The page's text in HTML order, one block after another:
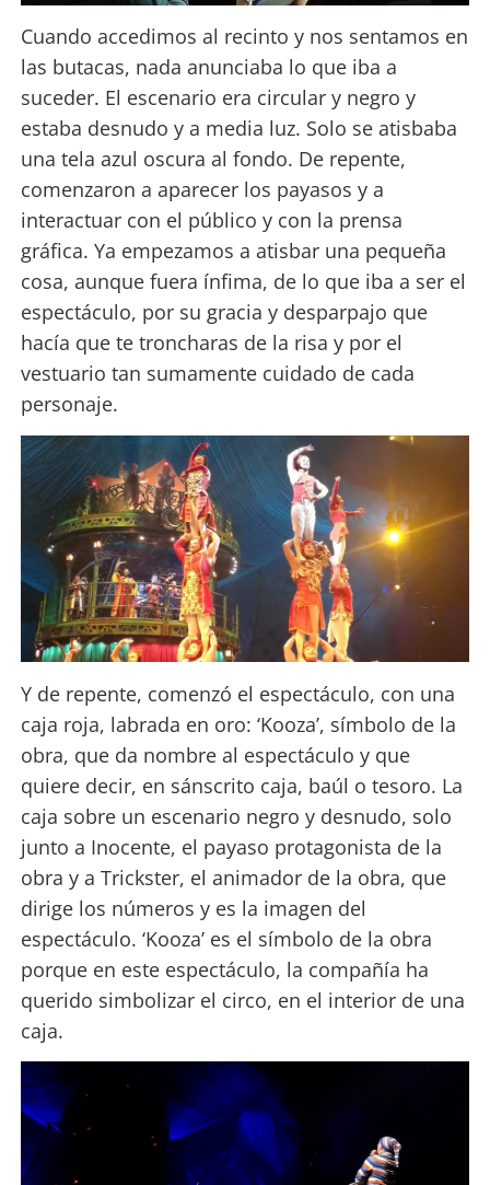
Cuando accedimos al recinto y nos sentamos en
las butacas, nada anunciaba lo que iba a
suceder. El escenario era circular y negro y
estaba desnudo y a media luz. Solo se atisbaba
una tela azul oscura al fondo. De repente,
comenzaron a aparecer los payasos y a
interactuar con el público y con la prensa
gráfica. Ya empezamos a atisbar una pequeña
cosa, aunque fuera ínfima, de lo que iba a ser el
espectáculo, por su gracia y desparpajo que
hacía que te troncharas de la risa y por el
vestuario tan sumamente cuidado de cada
personaje.
Y de repente, comenzó el espectáculo, con una
caja roja, labrada en oro: ‘Kooza’, símbolo de la
obra, que da nombre al espectáculo y que
quiere decir, en sánscrito caja, baúl o tesoro. La
caja sobre un escenario negro y desnudo, solo
junto a Inocente, el payaso protagonista de la
obra y a Trickster, el animador de la obra, que
dirige los números y es la imagen del
espectáculo. ‘Kooza’ es el símbolo de la obra
porque en este espectáculo, la compañía ha
querido simbolizar el circo, en el interior de una
caja.